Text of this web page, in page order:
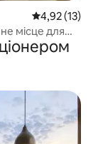
Середня
4,92 (13)
місце для